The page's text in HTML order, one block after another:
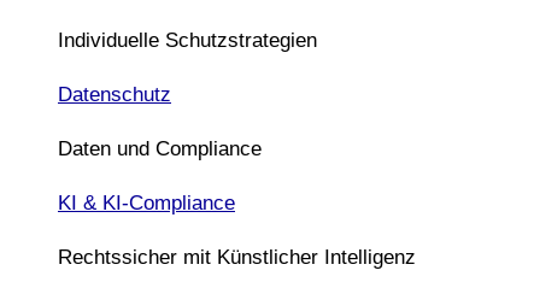
Individuelle Schutzstrategien
Datenschutz
Daten und Compliance
KI & KI-Compliance
Rechtssicher mit Künstlicher Intelligenz